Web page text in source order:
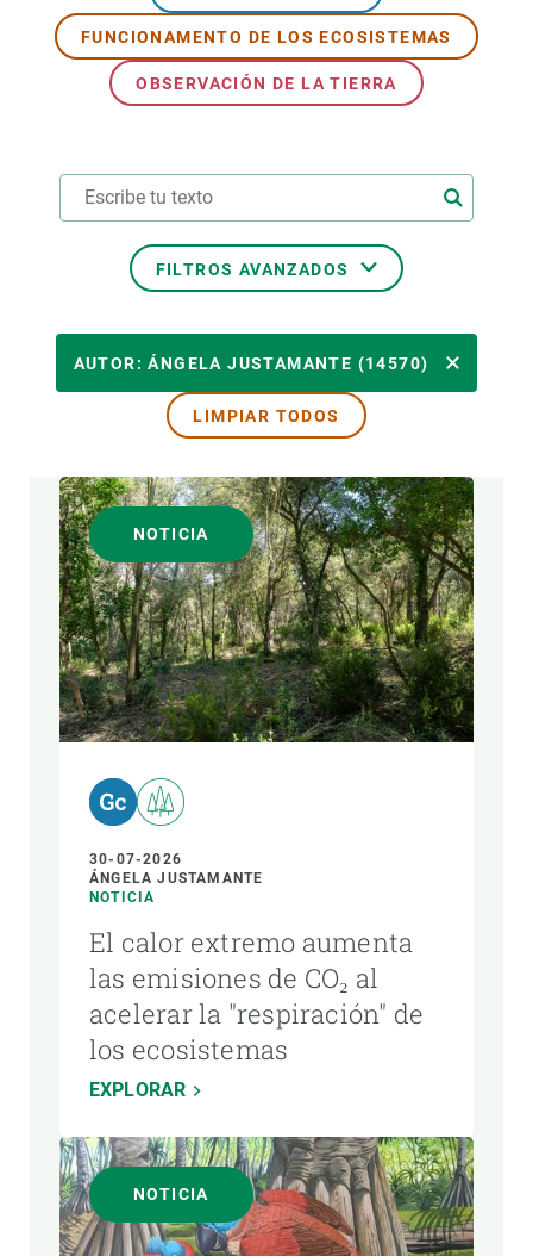
FUNCIONAMENTO DE LOS ECOSISTEMAS
OBSERVACIÓN DE LA TIERRA
FILTROS AVANZADOS
TEMAS TRANSVERSALES
FORMATO
AUTOR
AUTOR: ÁNGELA JUSTAMANTE (14570)
LIMPIAR TODOS
NOTICIA
30-07-2026
ÁNGELA JUSTAMANTE
NOTICIA
El calor extremo aumenta
las emisiones de CO₂ al
acelerar la "respiración" de
los ecosistemas
EXPLORAR
NOTICIA
PARTICIPA
NOTICIAS Y AGENDA